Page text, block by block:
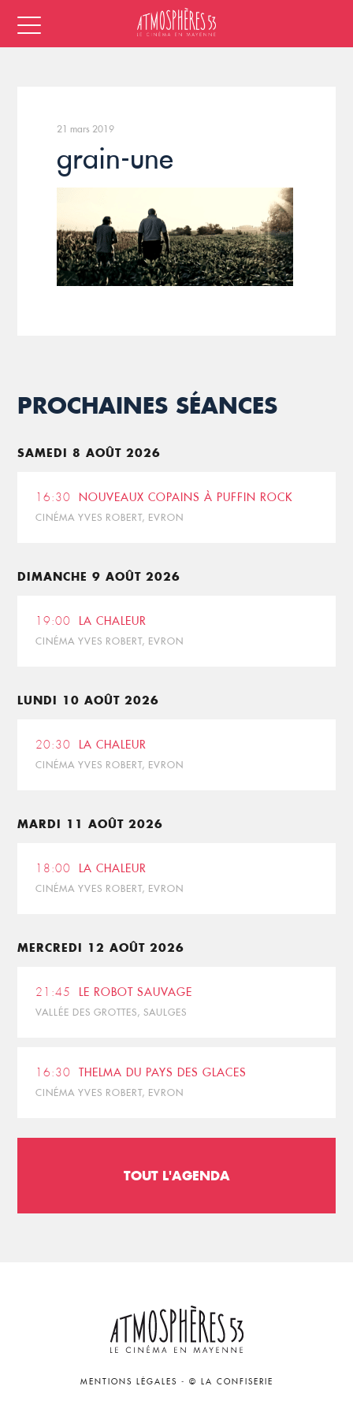
21 mars 2019
grain-une
PROCHAINES SÉANCES
SAMEDI 8 AOÛT 2026
16:30 NOUVEAUX COPAINS À PUFFIN ROCK
CINÉMA YVES ROBERT, EVRON
DIMANCHE 9 AOÛT 2026
19:00 LA CHALEUR
CINÉMA YVES ROBERT, EVRON
LUNDI 10 AOÛT 2026
20:30 LA CHALEUR
CINÉMA YVES ROBERT, EVRON
MARDI 11 AOÛT 2026
18:00 LA CHALEUR
CINÉMA YVES ROBERT, EVRON
MERCREDI 12 AOÛT 2026
21:45 LE ROBOT SAUVAGE
VALLÉE DES GROTTES, SAULGES
16:30 THELMA DU PAYS DES GLACES
CINÉMA YVES ROBERT, EVRON
TOUT L'AGENDA
MENTIONS LÉGALES - © LA CONFISERIE